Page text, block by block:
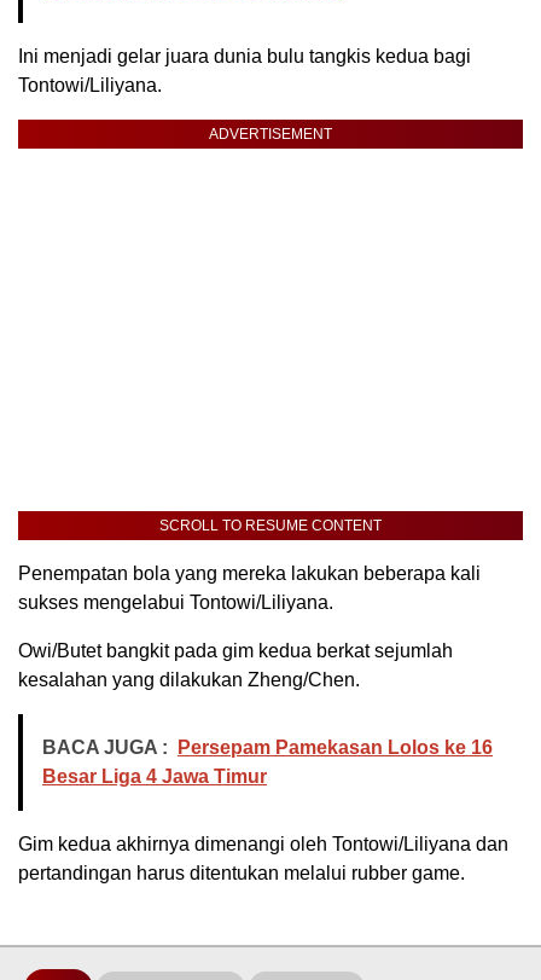
Ini menjadi gelar juara dunia bulu tangkis kedua bagi
Tontowi/Liliyana.
ADVERTISEMENT
SCROLL TO RESUME CONTENT
Penempatan bola yang mereka lakukan beberapa kali
sukses mengelabui Tontowi/Liliyana.
Owi/Butet bangkit pada gim kedua berkat sejumlah
kesalahan yang dilakukan Zheng/Chen.
BACA JUGA :
Persepam Pamekasan Lolos ke 16
Besar Liga 4 Jawa Timur
Gim kedua akhirnya dimenangi oleh Tontowi/Liliyana dan
pertandingan harus ditentukan melalui rubber game.